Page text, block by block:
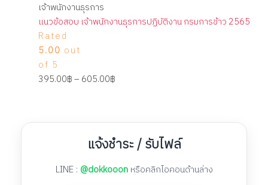
เจ้าพนักงานธุรการ
แนวข้อสอบ เจ้าพนักงานธุรการปฏิบัติงาน กรมการข้าว 2565
Rated
5.00 out
of 5
395.00฿– 605.00฿
แจ้งชำระ / รับไฟล์
LINE : @dokkooon หรือคลิกไอคอนด้านล่าง